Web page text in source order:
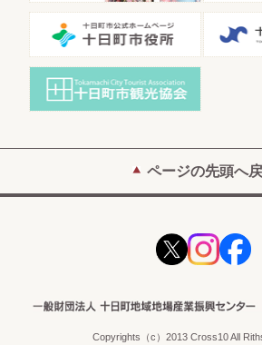
ページの先頭へ
Copyrights（c）2013 Cross10 All